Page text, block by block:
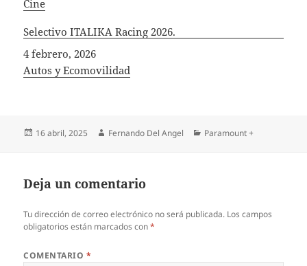
In relation to
Cine
Selectivo ITALIKA Racing 2026.
Fecha
4 febrero, 2026
In relation to
Autos y Ecomovilidad
Publicado
16 abril, 2025 Autor
Fernando Del Angel Categorías
Paramount +
Deja un comentario
Tu dirección de correo electrónico no será publicada. Los campos
obligatorios están marcados con*
COMENTARIO *